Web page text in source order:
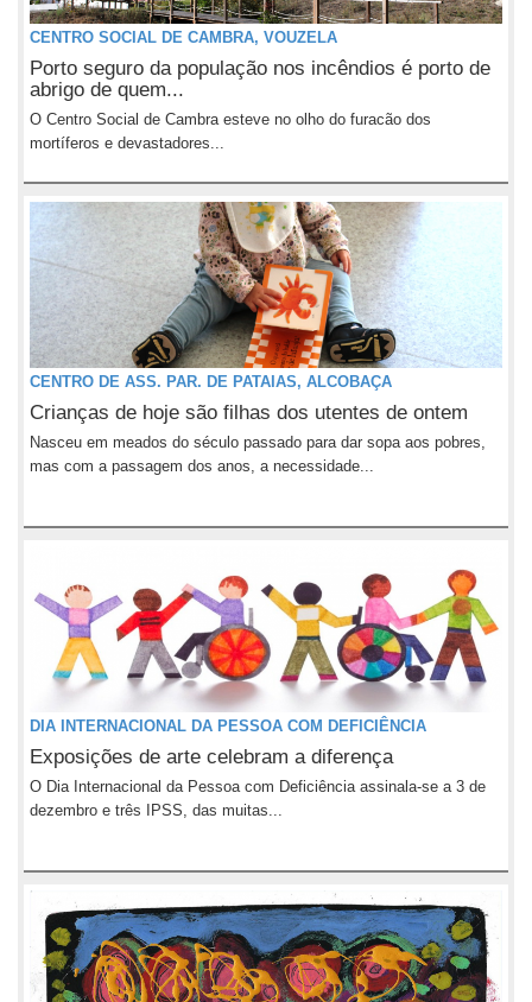
CENTRO SOCIAL DE CAMBRA, VOUZELA
Porto seguro da população nos incêndios é porto de
abrigo de quem...
O Centro Social de Cambra esteve no olho do furacão dos
mortíferos e devastadores...
CENTRO DE ASS. PAR. DE PATAIAS, ALCOBAÇA
Crianças de hoje são filhas dos utentes de ontem
Nasceu em meados do século passado para dar sopa aos pobres,
mas com a passagem dos anos, a necessidade...
DIA INTERNACIONAL DA PESSOA COM DEFICIÊNCIA
Exposições de arte celebram a diferença
O Dia Internacional da Pessoa com Deficiência assinala-se a 3 de
dezembro e três IPSS, das muitas...